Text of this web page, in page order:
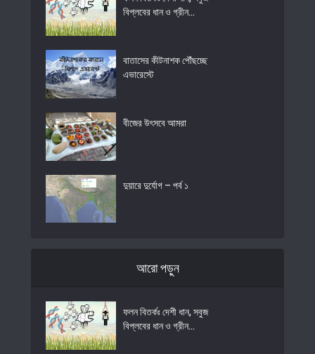
বিপ্লবের ধান ও গ্রীন...
বাতাসের কীটনাশক পৌঁছচ্ছে
এভারেস্টে
বীজের উৎসবে আমরা
দুয়ারে দুর্যোগ – পর্ব ১
আরো পড়ুন
ফলন বিতর্কঃ দেশী ধান, সবুজ
বিপ্লবের ধান ও গ্রীন...